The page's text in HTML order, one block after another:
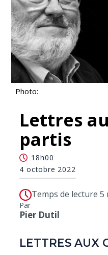
Photo:
Lettres
partis
18h00
4 octobre 2022
Temps de lecture 5
Par
Pier Dutil
LETTRES AUX